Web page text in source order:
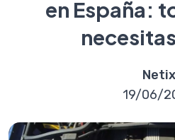
en España:
Netix
19/06/